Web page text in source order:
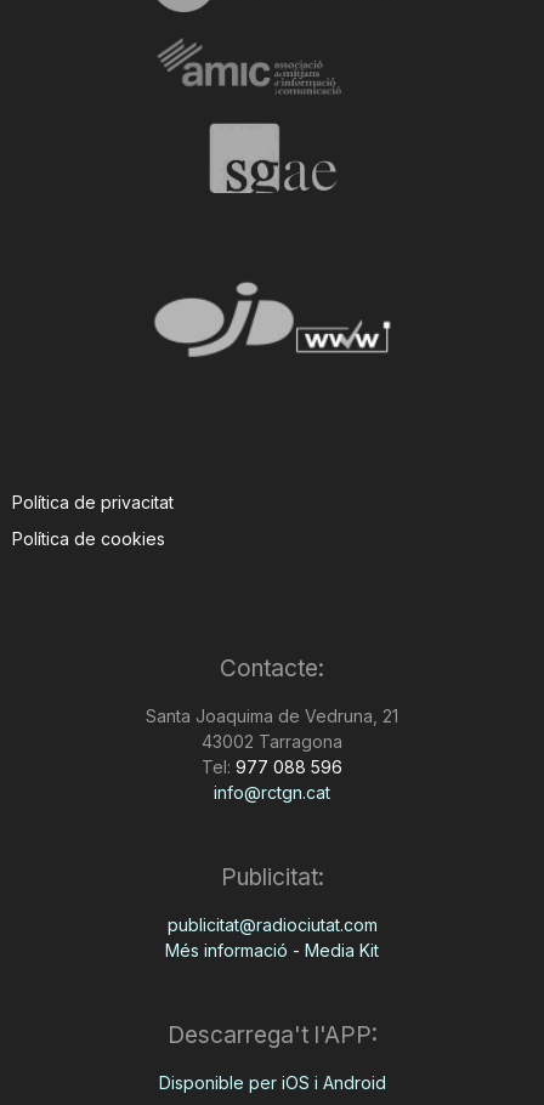
g
Política de privacitat
Política de cookies
Contacte:
Santa Joaquima de Vedruna, 21
43002 Tarragona
Tel: 977 088 596
info@rctgn.cat
Publicitat:
publicitat@radiociutat.com
Més informació - Media Kit
Descarrega't l'APP:
Disponible per iOS i Android